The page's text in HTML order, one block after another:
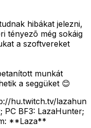
hibákat jelezni,
tényezõ még sokáig
a szoftvereket
munkát
a seggüket 😊
hu.twitch.tv/lazahun
PC BF3: LazaHunter;
**Laza**